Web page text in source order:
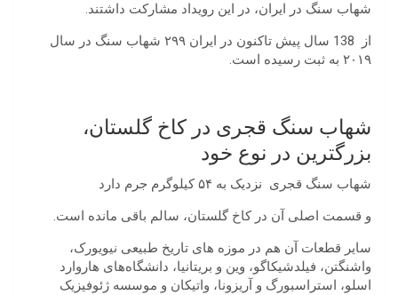
شهاب سنگ در ایران، در این رویداد مشارکت داشتند.
از 138 سال پیش تاکنون در ایران ۲۹۹ شهاب سنگ در سال
۲۰۱۹ به ثبت رسیده است.
شهاب سنگ قجری در کاخ گلستان،
بزرگترین در نوع خود
شهاب سنگ قجری نزدیک به ۵۴ کیلوگرم جرم دارد
و قسمت اصلی آن در کاخ گلستان، سالم باقی مانده است.
سایر قطعات آن هم در موزه های تاریخ طبیعی نیویورک،
واشنگتن، فیلدشیکاگو، وین و بریتانیا، دانشگاه‌های هاروارد
اسلو، استراسبورگ و آریزونا، واتیکان و موسسه ژئوفیزیک